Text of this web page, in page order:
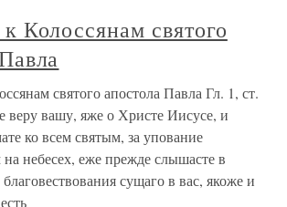
Колоссянам святого
святого апостола Павла Гл. 1, ст.
вашу, яже о Христе Иисусе, и
ко всем святым, за упование
небесех, еже прежде слышасте в
сущаго в вас, якоже и